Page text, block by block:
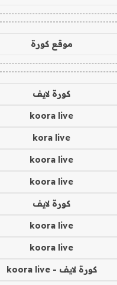
موقع كورة
كورة لايف
koora live
kora live
koora live
koora live
كورة لايف
koora live
koora live
كورة لايف - koora live